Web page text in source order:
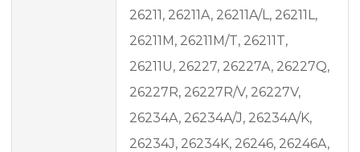
26211, 26211A, 26211A/L, 26211L,
26211M, 26211M/T, 26211T,
26211U, 26227, 26227A, 26227Q,
26227R, 26227R/V, 26227V,
26234A, 26234A/J, 26234A/K,
26234J, 26234K, 26246, 26246A,